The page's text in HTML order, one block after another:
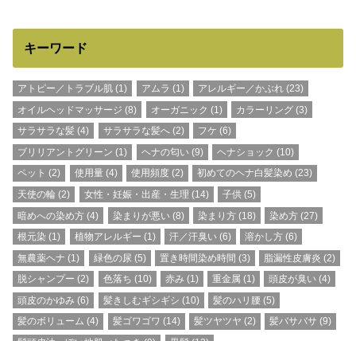
キーワード
アトピー／トラブル肌 (1) アムラ (1) アレルギー／かぶれ(23)
オイルヘッドマッサージ (8) オーガニック (1) カラーリング(3)
サラサラな髪 (4) サラサラな髪へ(2) フケ (6)
ブリリアントグリーン (1) ヘナの匂い(9) ヘナショック (10)
ペット (2) 使用量(4) 使用頻度(2) 初めてのヘナ白髪染め (23)
天使の輪 (2) 女性・妊娠・出産・生理 (14) 子供(5)
暗めへの染め方 (4) 染まりが悪い(8) 染まり方(18) 染め方 (27)
根元染 (1) 植物アレルギー (1) 汗／汗臭い(6) 溶かし方 (6)
無農薬ヘナ (1) 緑色の尿 (5) 置き時間染め時間 (3) 脂漏性皮膚炎 (2)
脱シャンプー (2) 色落ち (10) 赤み (1) 重金属 (1) 頭皮が臭い (4)
頭皮のかゆみ (6) 髪きしむギシギシ (10) 髪のハリ腰 (5)
髪のボリューム (4) 髪ゴワゴワ (14) 髪ツヤツヤ (2) 髪バサバサ (9)